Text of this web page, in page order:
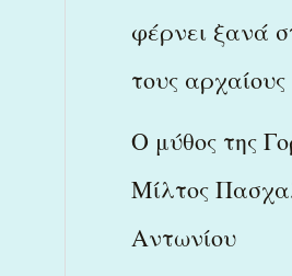
φέρνει ξανά
τους αρχαίους
Ο μύθος της
Μίλτος
Αντωνίου